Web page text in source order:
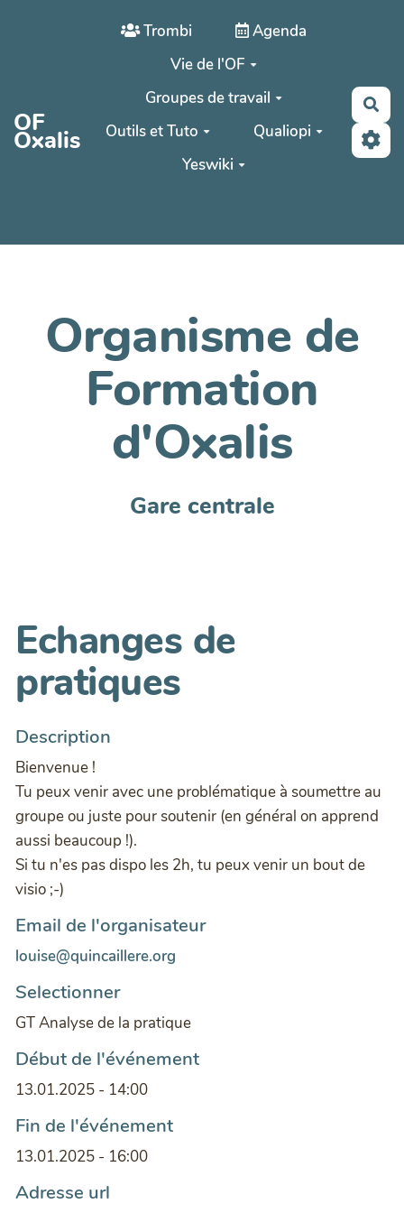
Aller au contenu principal
OF
Oxalis
Trombi
Agenda
Vie de l'OF
Groupes de travail
Outils et Tuto
Qualiopi
Yeswiki
Organisme de
Formation
d'Oxalis
Gare centrale
Echanges de
pratiques
Description
Bienvenue !
Tu peux venir avec une problématique à soumettre au
groupe ou juste pour soutenir (en général on apprend
aussi beaucoup !).
Si tu n'es pas dispo les 2h, tu peux venir un bout de
visio ;-)
Email de l'organisateur
louise@quincaillere.org
Selectionner
GT Analyse de la pratique
Début de l'événement
13.01.2025 - 14:00
Fin de l'événement
13.01.2025 - 16:00
Adresse url